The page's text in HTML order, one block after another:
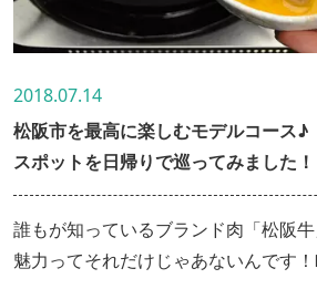
2018.07.14
松阪市を最高に楽しむモデルコース
スポットを日帰りで巡ってみました！
誰もが知っているブランド肉「松阪
魅力ってそれだけじゃあないんです